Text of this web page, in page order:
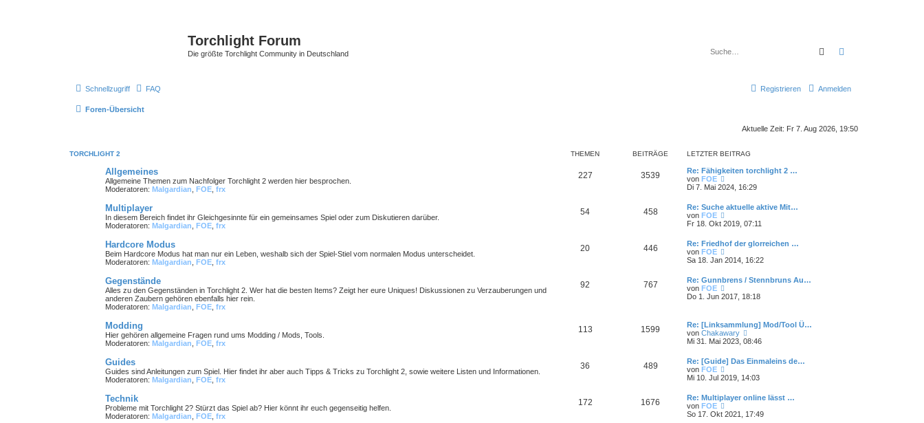
Torchlight Forum
Die größte Torchlight Community in Deutschland Suche
Schnellzugriff FAQ Anmelden
Registrieren
Foren-Übersicht
Aktuelle Zeit: Fr 7. Aug 2026, 19:50
TORCHLIGHT 2 THEMEN BEITRÄGE LETZTER BEITRAG
Allgemeines
Allgemeine Themen zum Nachfolger Torchlight 2 werden hier besprochen.
Moderatoren: Malgardian FOE frx
227 3539
Re: Fähigkeiten torchlight 2 …
von FOE
e
e
s
t
e
B
i
r
a
g
Di 7. Mai 2024, 16:29
Multiplayer
In diesem Bereich findet ihr Gleichgesinnte für ein gemeinsames Spiel oder zum Diskutieren darüber.
Moderatoren: Malgardian FOE frx
54 458
Re: Suche aktuelle aktive Mit…
von FOE
e
e
s
t
e
B
i
a
g
Fr 18. Okt 2019, 07:11
Hardcore Modus
Beim Hardcore Modus hat man nur ein Leben, weshalb sich der Spiel-Stiel vom normalen Modus unterscheidet.
Moderatoren: Malgardian FOE frx
20 446
Re: Friedhof der glorreichen …
von FOE
e
s
t
e
e
i
t
a
g
Sa 18. Jan 2014, 16:22
Gegenstände
Alles zu den Gegenständen in Torchlight 2. Wer hat die besten Items? Zeigt her eure Uniques! Diskussionen zu Verzauberungen und
anderen Zaubern gehören ebenfalls hier rein.
Moderatoren: Malgardian FOE frx
92 767
Re: Gunnbrens / Stennbruns Au…
von FOE
e
t
e
r
e
t
a
g
Do 1. Jun 2017, 18:18
Modding
Hier gehören allgemeine Fragen rund ums Modding / Mods, Tools.
Moderatoren: Malgardian FOE frx
113 1599
Re: [Linksammlung] Mod/Tool Ü…
von Chakawary
e
e
s
e
B
i
Mi 31. Mai 2023, 08:46
Guides
Guides sind Anleitungen zum Spiel. Hier findet ihr aber auch Tipps & Tricks zu Torchlight 2, sowie weitere Listen und Informationen.
Moderatoren: Malgardian FOE frx
36 489
Re: [Guide] Das Einmaleins de…
von FOE
e
s
t
e
Mi 10. Jul 2019, 14:03
Technik
Probleme mit Torchlight 2? Stürzt das Spiel ab? Hier könnt ihr euch gegenseitig helfen.
Moderatoren: Malgardian FOE frx
172 1676
Re: Multiplayer online lässt …
von FOE
e
So 17. Okt 2021, 17:49